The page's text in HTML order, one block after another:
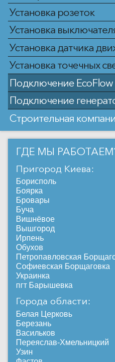
Установка розеток
Установка
Установка датчика
Установка точечных
Подключение EcoFlow
Подключение
Строительная
ГДЕ МЫ
Пригород Киева:
Борисполь
Боярка
Бровары
Буча
Вишнёвое
Вышгород
Ирпень
Обухов
Петропавловская
Софиевская Борщаговка
Украинка
пгт Барышевка
Города области:
Белая Церковь
Березань
Васильков
Переяслав-Хмельницкий
Узин